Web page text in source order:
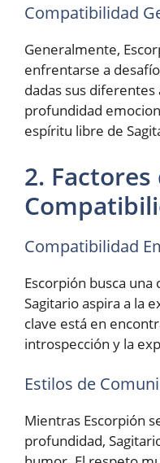
Compatibilidad
Generalmente,
enfrentarse a
dadas sus diferentes
profundidad
espíritu libre de
2. Factores
Compatibilidad
Escorpión busca
Sagitario aspira a la
clave está en
introspección y la
Estilos de
Mientras Escorpión
profundidad,